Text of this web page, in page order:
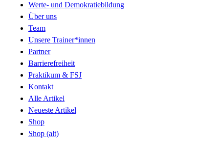
Werte- und Demokratiebildung
Über uns
Team
Unsere Trainer*innen
Partner
Barrierefreiheit
Praktikum & FSJ
Kontakt
Alle Artikel
Neueste Artikel
Shop
Shop (alt)